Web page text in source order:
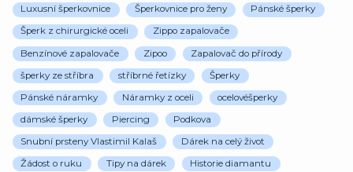
Luxusní šperkovnice Šperkovnice pro ženy Pánské šperky
Šperk z chirurgické oceli Zippo zapalovače
Benzínové zapalovače Zipoo Zapalovač do přírody
šperky ze stříbra stříbrné řetízky Šperky
Pánské náramky Náramky z oceli ocelovéšperky
dámské šperky Piercing Podkova
Snubní prsteny Vlastimil Kalaš Dárek na celý život
Žádost o ruku Tipy na dárek Historie diamantu